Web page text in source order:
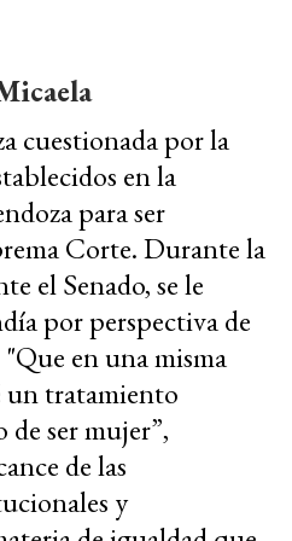
cuestionada por la
en la
para ser
Corte. Durante la
el Senado, se le
por perspectiva de
en una misma
un tratamiento
ser mujer”,
de las
y